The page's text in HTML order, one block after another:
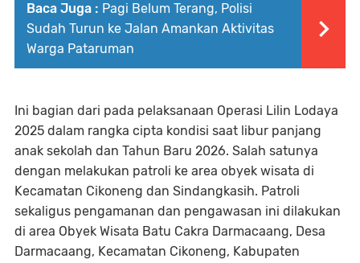
Baca Juga : Pagi Belum Terang, Polisi
Sudah Turun ke Jalan Amankan Aktivitas
Warga Pataruman
Ini bagian dari pada pelaksanaan Operasi Lilin Lodaya
2025 dalam rangka cipta kondisi saat libur panjang
anak sekolah dan Tahun Baru 2026. Salah satunya
dengan melakukan patroli ke area obyek wisata di
Kecamatan Cikoneng dan Sindangkasih. Patroli
sekaligus pengamanan dan pengawasan ini dilakukan
di area Obyek Wisata Batu Cakra Darmacaang, Desa
Darmacaang, Kecamatan Cikoneng, Kabupaten